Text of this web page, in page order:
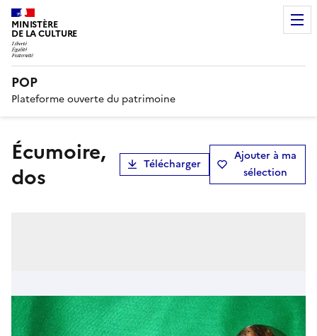
MINISTÈRE
DE LA CULTURE
POP
Plateforme ouverte du patrimoine
écumoire,
dos
Télécharger
Ajouter à ma
sélection